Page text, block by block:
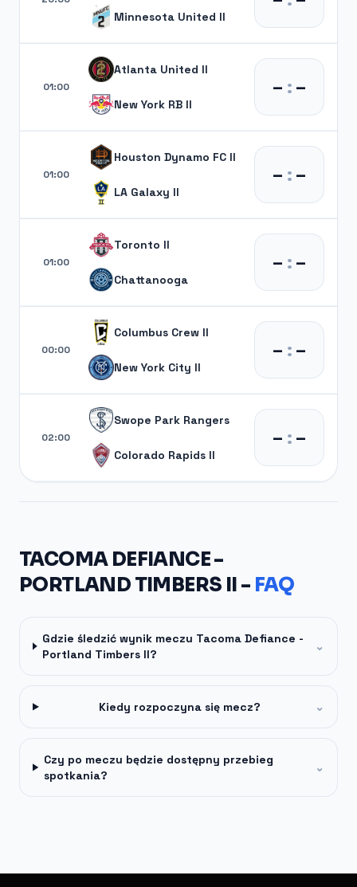
Minnesota United II
01:00
Atlanta United II
New York RB II
– :–
01:00
Houston Dynamo FC II
LA Galaxy II
– :–
01:00
Toronto II
Chattanooga
– :–
00:00
Columbus Crew II
New York City II
– :–
02:00
Swope Park Rangers
Colorado Rapids II
– :–
TACOMA DEFIANCE -
PORTLAND TIMBERS II - FAQ
Gdzie śledzić wynik meczu Tacoma Defiance -
Portland Timbers II?
⌄
Kiedy rozpoczyna się mecz? ⌄
Czy po meczu będzie dostępny przebieg
spotkania?
⌄